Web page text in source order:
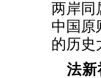
两岸同
中国原
的历史
法新